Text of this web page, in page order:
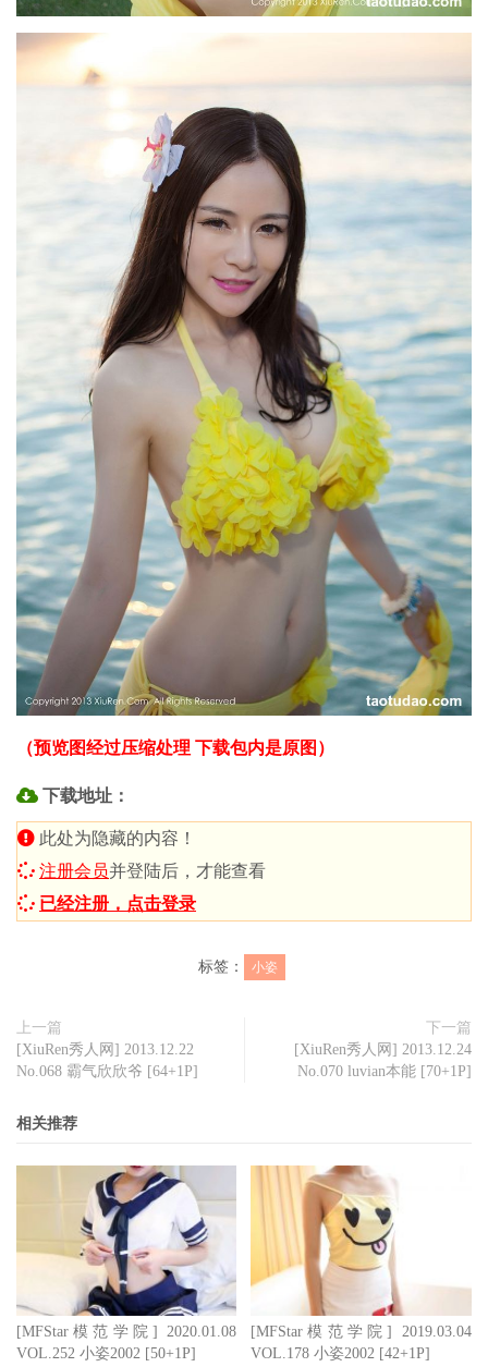
（预览图经过压缩处理 下载包内是原图）
下载地址：
此处为隐藏的内容！
注册会员并登陆后，才能查看
已经注册，点击登录
标签： 小姿
上一篇
[XiuRen秀人网] 2013.12.22
No.068 霸气欣欣爷 [64+1P]
下一篇
[XiuRen秀人网] 2013.12.24
No.070 luvian本能 [70+1P]
相关推荐
[MFStar模范学院] 2020.01.08
VOL.252 小姿2002 [50+1P]
[MFStar模范学院] 2019.03.04
VOL.178 小姿2002 [42+1P]